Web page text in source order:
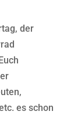
der
es schon